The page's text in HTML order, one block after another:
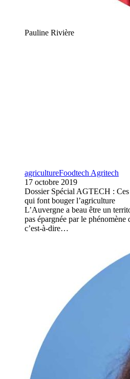
Pauline Rivière
agricultureFoodtech Agritech
17 octobre 2019
Dossier Spécial AGTECH :
qui font bouger l’agriculture
L’Auvergne a beau être un
pas épargnée par le phénomène
c’est-à-dire…